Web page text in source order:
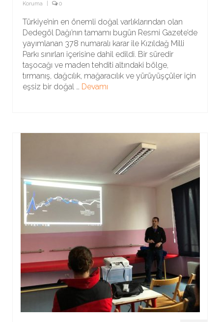
Koruma
0
Türkiye’nin en önemli doğal varlıklarından olan
Dedegöl Dağı’nın tamamı bugün Resmi Gazete’de
yayımlanan 378 numaralı karar ile Kızıldağ Milli
Parkı sınırları içerisine dahil edildi. Bir süredir
taşocağı ve maden tehditi altındaki bölge,
tırmanış, dağcılık, mağaracılık ve yürüyüşçüler için
eşsiz bir doğal … Devamı